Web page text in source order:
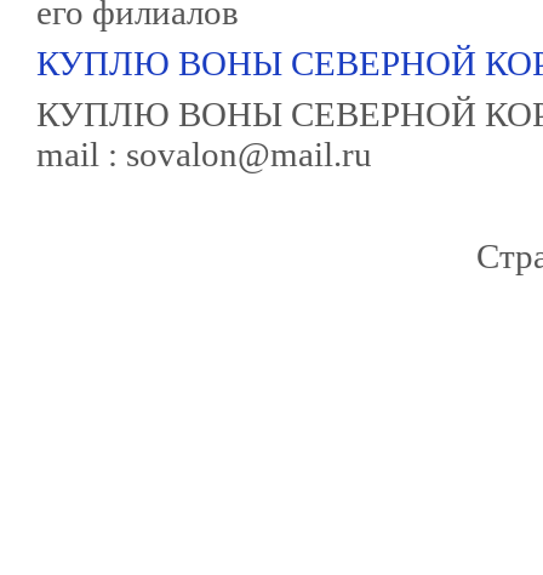
его филиалов
КУПЛЮ ВОНЫ СЕВЕРНОЙ
КУПЛЮ ВОНЫ СЕВЕРНОЙ
mail : sovalon@mail.ru